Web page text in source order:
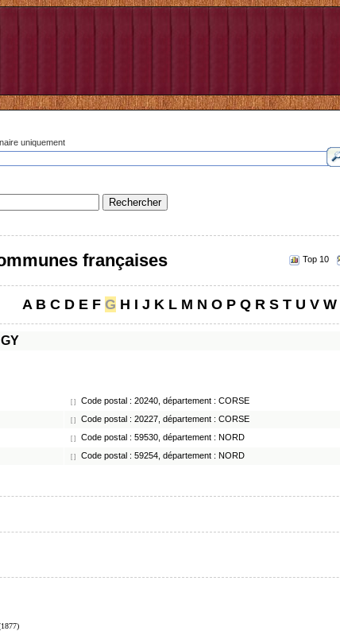
uniquement
françaises Top 10
A B C D E F G H I J K L M N O P Q R S T U V W
GY
[ ]
Code postal : 20240, département : CORSE
[ ]
Code postal : 20227, département : CORSE
[ ]
Code postal : 59530, département : NORD
[ ] Code postal : 59254, département : NORD